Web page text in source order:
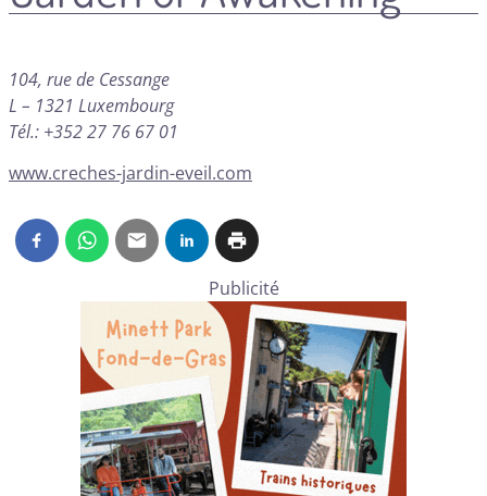
104, rue de Cessange
L – 1321 Luxembourg
Tél.: +352 27 76 67 01
www.creches-jardin-eveil.com
Publicité